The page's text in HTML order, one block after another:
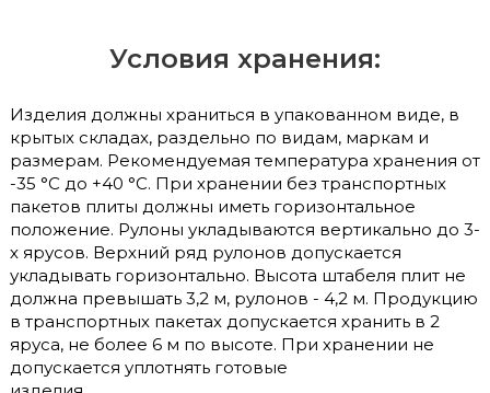
Условия хранения:
Изделия должны храниться в упакованном виде, в
крытых складах, раздельно по видам, маркам и
размерам. Рекомендуемая температура хранения от
-35 °С до +40 °С. При хранении без транспортных
пакетов плиты должны иметь горизонтальное
положение. Рулоны укладываются вертикально до 3-
х ярусов. Верхний ряд рулонов допускается
укладывать горизонтально. Высота штабеля плит не
должна превышать 3,2 м, рулонов - 4,2 м. Продукцию
в транспортных пакетах допускается хранить в 2
яруса, не более 6 м по высоте. При хранении не
допускается уплотнять готовые